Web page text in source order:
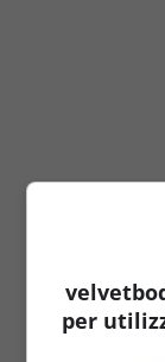
La tv nord
per